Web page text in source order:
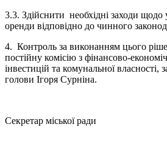
3.3. Здійснити необхідні заходи щодо
оренди відповідно до чинного
4. Контроль за виконанням цього
постійну комісію з фінансово-
інвестицій та комунальної власності,
голови Ігоря Сурніна.
Секретар міської ради
Олена